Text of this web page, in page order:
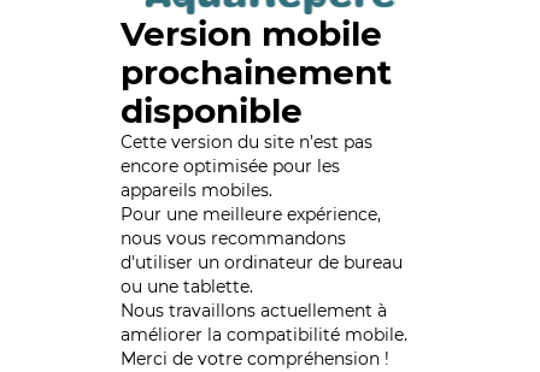
Version mobile
prochainement
disponible
Cette version du site n’est pas
encore optimisée pour les
appareils mobiles.
Pour une meilleure expérience,
nous vous recommandons
d'utiliser un ordinateur de bureau
ou une tablette.
Nous travaillons actuellement à
améliorer la compatibilité mobile.
Merci de votre compréhension !